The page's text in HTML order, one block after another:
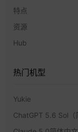
特点
资源
Hub
热门机型
Yukie
ChatGPT 5.6 Sol（